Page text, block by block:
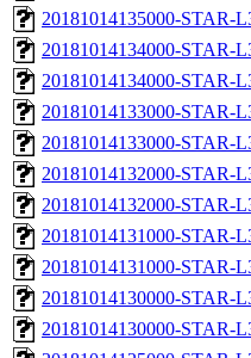
20181014135000-STAR-
20181014134000-STAR-
20181014134000-STAR-
20181014133000-STAR-
20181014133000-STAR-
20181014132000-STAR-
20181014132000-STAR-
20181014131000-STAR-
20181014131000-STAR-
20181014130000-STAR-
20181014130000-STAR-